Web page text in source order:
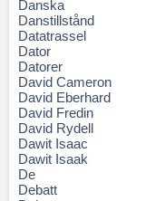
Danska
Danstillstånd
Datatrassel
Dator
Datorer
David Cameron
David Eberhard
David Fredin
David Rydell
Dawit Isaac
Dawit Isaak
De
Debatt